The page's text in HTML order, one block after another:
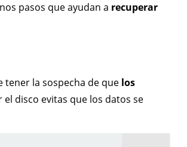
pasos que ayudan a recuperar
la sospecha de que los
disco evitas que los datos se